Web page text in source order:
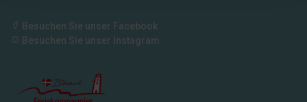
Besuchen Sie unser Facebook
Besuchen Sie unser Instagram